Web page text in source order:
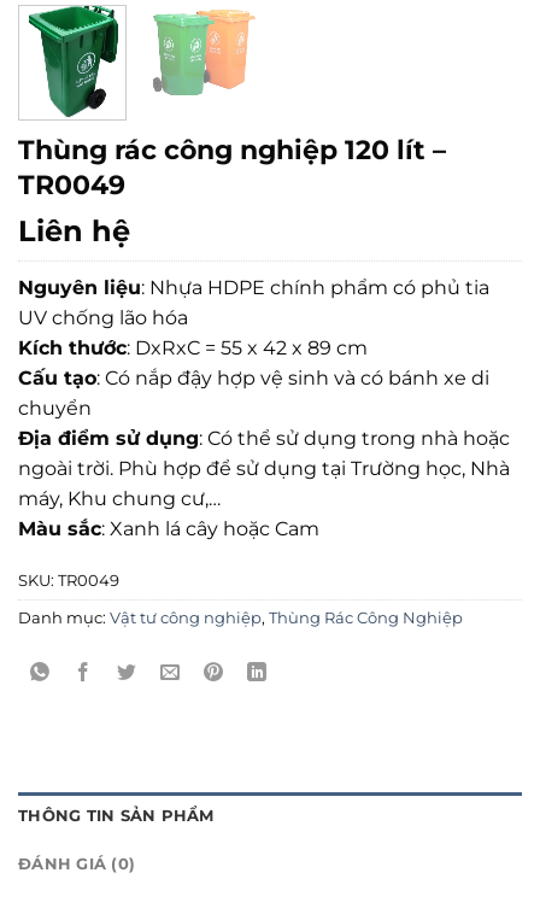
Thùng rác công nghiệp 120 lít –
TR0049
Liên hệ
Nguyên liệu: Nhựa HDPE chính phẩm có phủ tia
UV chống lão hóa
Kích thước: DxRxC = 55 x 42 x 89 cm
Cấu tạo: Có nắp đậy hợp vệ sinh và có bánh xe di
chuyển
Địa điểm sử dụng: Có thể sử dụng trong nhà hoặc
ngoài trời. Phù hợp để sử dụng tại Trường học, Nhà
máy, Khu chung cư,…
Màu sắc: Xanh lá cây hoặc Cam
SKU: TR0049
Danh mục: Vật tư công nghiệp, Thùng Rác Công Nghiệp
THÔNG TIN SẢN PHẨM
ĐÁNH GIÁ (0)